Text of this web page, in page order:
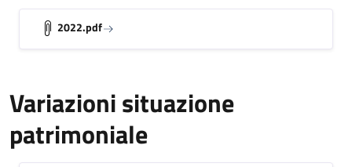
2022.pdf
Variazioni situazione
patrimoniale